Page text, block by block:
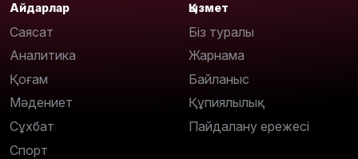
Айдарлар
Саясат
Аналитика
Қоғам
Мәдениет
Сұхбат
Спорт
Қызмет
Біз туралы
Жарнама
Байланыс
Құпиялылық
Пайдалану ережесі